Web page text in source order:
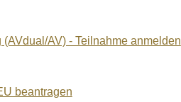
AV) - Teilnahme anmelden
beantragen